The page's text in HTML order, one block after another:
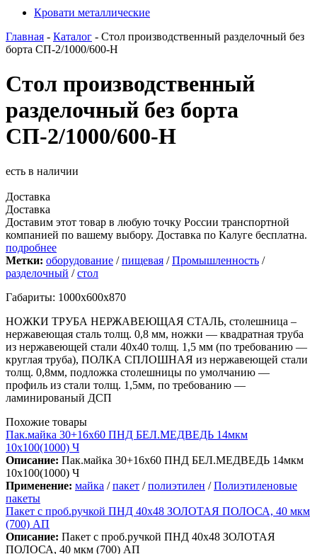
Кровати металлические
Главная - Каталог - Стол производственный разделочный без
борта СП-2/1000/600-Н
Стол производственный
разделочный без борта
СП-2/1000/600-Н
есть в наличии
Доставка
Доставка
Доставим этот товар в любую точку России транспортной
компанией по вашему выбору. Доставка по Калуге бесплатна.
подробнее
Метки: оборудование /пищевая /Промышленность /
разделочный /стол
Габариты: 1000х600х870
НОЖКИ ТРУБА НЕРЖАВЕЮЩАЯ СТАЛЬ, столешница –
нержавеющая сталь толщ. 0,8 мм, ножки — квадратная труба
из нержавеющей стали 40х40 толщ. 1,5 мм (по требованию —
круглая труба), ПОЛКА СПЛОШНАЯ из нержавеющей стали
толщ. 0,8мм, подложка столешницы по умолчанию —
профиль из стали толщ. 1,5мм, по требованию —
ламинированый ДСП
Похожие товары
Пак.майка 30+16х60 ПНД БЕЛ.МЕДВЕДЬ 14мкм
10х100(1000) Ч
Описание: Пак.майка 30+16х60 ПНД БЕЛ.МЕДВЕДЬ 14мкм
10х100(1000) Ч
Применение: майка /пакет /полиэтилен /Полиэтиленовые
пакеты
Пакет с проб.ручкой ПНД 40х48 ЗОЛОТАЯ ПОЛОСА, 40 мкм
(700) АП
Описание: Пакет с проб.ручкой ПНД 40х48 ЗОЛОТАЯ
ПОЛОСА, 40 мкм (700) АП